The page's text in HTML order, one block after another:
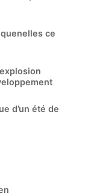
ce
d’un été de